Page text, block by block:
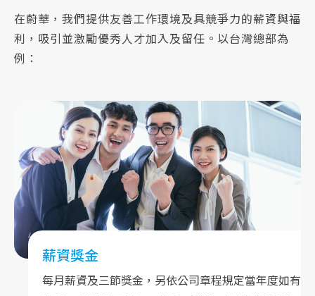
在蔚華，我們提供友善工作環境及具競爭力的薪資與福
利，吸引並激勵優秀人才加入及留任。以台灣總部為
例：
薪資獎金
每月薪資及三節獎金，另依公司章程規定當年度如有